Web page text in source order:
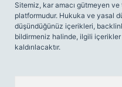
Sitemiz, kar amacı gütmeyen
platformudur. Hukuka ve yasal
düşündüğünüz içerikleri,
bildirmeniz halinde, ilgili
kaldırılacaktır.